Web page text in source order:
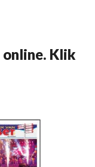
online. Klik